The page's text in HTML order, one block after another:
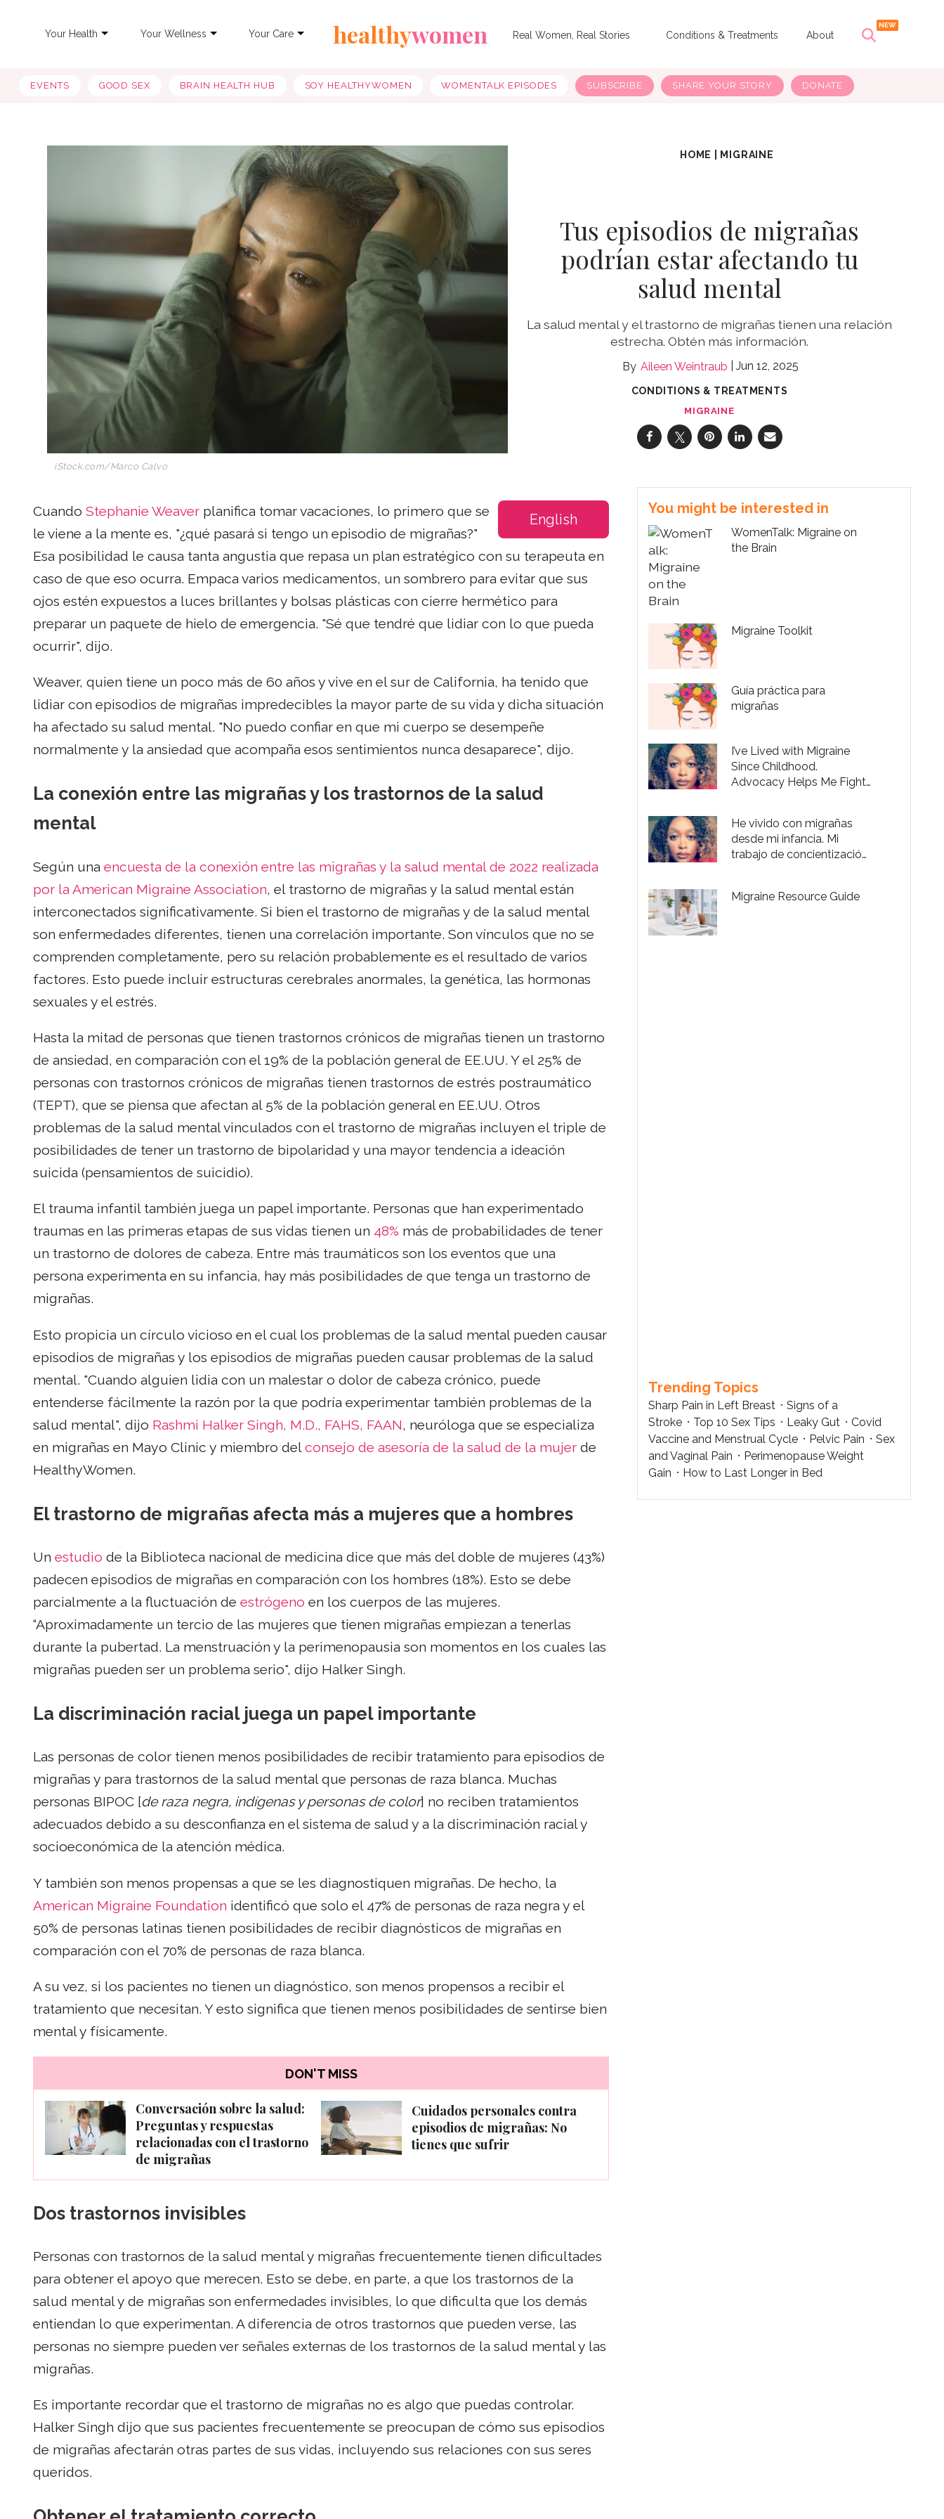
Your Health Your Wellness Your Care healthywomen Real Women, Real Stories Conditions & Treatments About
EVENTS GOOD SEX BRAIN HEALTH HUB SOY HEALTHYWOMEN WOMENTALK EPISODES SUBSCRIBE SHARE YOUR STORY DONATE
HOME MIGRAINE
iStock.com/Marco Calvo
Tus episodios de migrañas
podrían estar afectando tu
salud mental
La salud mental y el trastorno de migrañas tienen una relación
estrecha. Obtén más información.
Aileen Weintraub Jun 12, 2025
CONDITIONS & TREATMENTS
MIGRAINE
English
Cuando Stephanie Weaver planifica tomar vacaciones, lo primero que se
le viene a la mente es, "¿qué pasará si tengo un episodio de migrañas?"
Esa posibilidad le causa tanta angustia que repasa un plan estratégico con su terapeuta en
caso de que eso ocurra. Empaca varios medicamentos, un sombrero para evitar que sus
ojos estén expuestos a luces brillantes y bolsas plásticas con cierre hermético para
preparar un paquete de hielo de emergencia. "Sé que tendré que lidiar con lo que pueda
ocurrir", dijo.
Weaver, quien tiene un poco más de 60 años y vive en el sur de California, ha tenido que
lidiar con episodios de migrañas impredecibles la mayor parte de su vida y dicha situación
ha afectado su salud mental. "No puedo confiar en que mi cuerpo se desempeñe
normalmente y la ansiedad que acompaña esos sentimientos nunca desaparece", dijo.
La conexión entre las migrañas y los trastornos de la salud
mental
Según una encuesta de la conexión entre las migrañas y la salud mental de 2022 realizada
por la American Migraine Association, el trastorno de migrañas y la salud mental están
interconectados significativamente. Si bien el trastorno de migrañas y de la salud mental
son enfermedades diferentes, tienen una correlación importante. Son vínculos que no se
comprenden completamente, pero su relación probablemente es el resultado de varios
factores. Esto puede incluir estructuras cerebrales anormales, la genética, las hormonas
sexuales y el estrés.
Hasta la mitad de personas que tienen trastornos crónicos de migrañas tienen un trastorno
de ansiedad, en comparación con el 19% de la población general de EE.UU. Y el 25% de
personas con trastornos crónicos de migrañas tienen trastornos de estrés postraumático
(TEPT), que se piensa que afectan al 5% de la población general en EE.UU. Otros
problemas de la salud mental vinculados con el trastorno de migrañas incluyen el triple de
posibilidades de tener un trastorno de bipolaridad y una mayor tendencia a ideación
suicida (pensamientos de suicidio).
El trauma infantil también juega un papel importante. Personas que han experimentado
traumas en las primeras etapas de sus vidas tienen un 48% más de probabilidades de tener
un trastorno de dolores de cabeza. Entre más traumáticos son los eventos que una
persona experimenta en su infancia, hay más posibilidades de que tenga un trastorno de
migrañas.
Esto propicia un círculo vicioso en el cual los problemas de la salud mental pueden causar
episodios de migrañas y los episodios de migrañas pueden causar problemas de la salud
mental. "Cuando alguien lidia con un malestar o dolor de cabeza crónico, puede
entenderse fácilmente la razón por la que podría experimentar también problemas de la
salud mental", dijo Rashmi Halker Singh, M.D., FAHS, FAAN, neuróloga que se especializa
en migrañas en Mayo Clinic y miembro delconsejo de asesoría de la salud de la mujer de
HealthyWomen.
El trastorno de migrañas afecta más a mujeres que a hombres
Un estudio de la Biblioteca nacional de medicina dice que más del doble de mujeres (43%)
padecen episodios de migrañas en comparación con los hombres (18%). Esto se debe
parcialmente a la fluctuación de estrógeno en los cuerpos de las mujeres.
“Aproximadamente un tercio de las mujeres que tienen migrañas empiezan a tenerlas
durante la pubertad. La menstruación y la perimenopausia son momentos en los cuales las
migrañas pueden ser un problema serio", dijo Halker Singh.
La discriminación racial juega un papel importante
Las personas de color tienen menos posibilidades de recibir tratamiento para episodios de
migrañas y para trastornos de la salud mental que personas de raza blanca. Muchas
personas BIPOC [de raza negra, indígenas y personas de color] no reciben tratamientos
adecuados debido a su desconfianza en el sistema de salud y a la discriminación racial y
socioeconómica de la atención médica.
Y también son menos propensas a que se les diagnostiquen migrañas. De hecho, la
American Migraine Foundation identificó que solo el 47% de personas de raza negra y el
50% de personas latinas tienen posibilidades de recibir diagnósticos de migrañas en
comparación con el 70% de personas de raza blanca.
A su vez, si los pacientes no tienen un diagnóstico, son menos propensos a recibir el
tratamiento que necesitan. Y esto significa que tienen menos posibilidades de sentirse bien
mental y físicamente.
DON'T MISS
Conversación sobre la salud:
Preguntas y respuestas
relacionadas con el trastorno
de migrañas
Cuidados personales contra
episodios de migrañas: No
tienes que sufrir
Dos trastornos invisibles
Personas con trastornos de la salud mental y migrañas frecuentemente tienen dificultades
para obtener el apoyo que merecen. Esto se debe, en parte, a que los trastornos de la
salud mental y de migrañas son enfermedades invisibles, lo que dificulta que los demás
entiendan lo que experimentan. A diferencia de otros trastornos que pueden verse, las
personas no siempre pueden ver señales externas de los trastornos de la salud mental y las
migrañas.
Es importante recordar que el trastorno de migrañas no es algo que puedas controlar.
Halker Singh dijo que sus pacientes frecuentemente se preocupan de cómo sus episodios
de migrañas afectarán otras partes de sus vidas, incluyendo sus relaciones con sus seres
queridos.
You might be interested in
WomenTalk: Migraine on
the Brain
Migraine Toolkit
Guía práctica para
migrañas
I’ve Lived with Migraine
Since Childhood.
Advocacy Helps Me Fight
He vivido con migrañas
desde mi infancia. Mi
trabajo de concientización
Migraine Resource Guide
Trending Topics
Sharp Pain in Left Breast
Signs of a
Stroke
Top 10 Sex Tips Leaky Gut
Covid
Vaccine and Menstrual Cycle
Pelvic Pain
Sex
and Vaginal Pain
Perimenopause Weight
Gain
How to Last Longer in Bed